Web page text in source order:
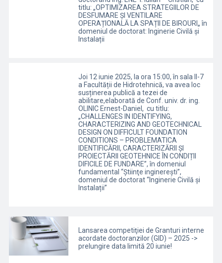
titlu: „OPTIMIZAREA STRATEGIILOR DE
DESFUMARE ȘI VENTILARE
OPERAȚIONALĂ LA SPAȚII DE BIROURI„ în
domeniul de doctorat: Inginerie Civilă și
Instalații
Joi 12 iunie 2025, la ora 15:00, în sala II-7
a Facultății de Hidrotehnică, va avea loc
susținerea publică a tezei de
abilitare,elaborată de Conf. univ. dr. ing.
OLINIC Ernest-Daniel, cu titlu:
„CHALLENGES IN IDENTIFYING,
CHARACTERIZING AND GEOTECHNICAL
DESIGN ON DIFFICULT FOUNDATION
CONDITIONS – PROBLEMATICA
IDENTIFICĂRII, CARACTERIZĂRII ȘI
PROIECTĂRII GEOTEHNICE ÎN CONDIȚII
DIFICILE DE FUNDARE”, în domeniul
fundamental “Ştiinţe inginereşti”,
domeniul de doctorat “Inginerie Civilă și
Instalații”
Lansarea competiţiei de Granturi interne
acordate doctoranzilor (GID) – 2025 ->
prelungire data limită 20 iunie!